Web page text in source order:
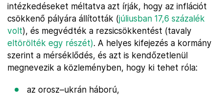
intézkedéseket méltatva azt írják, hogy az inflációt
csökkenő pályára állították (júliusban 17,6 százalék
volt), és megvédték a rezsicsökkentést (tavaly
eltörölték egy részét). A helyes kifejezés a kormány
szerint a mérséklődés, és azt is kendőzetlenül
megnevezik a közleményben, hogy ki tehet róla:
az orosz–ukrán háború,